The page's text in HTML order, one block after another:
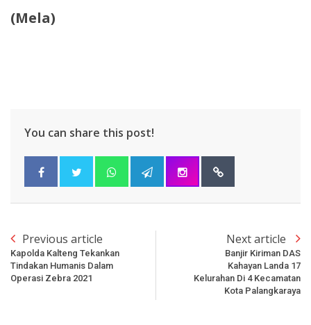
(Mela)
You can share this post!
Previous article
Kapolda Kalteng Tekankan
Tindakan Humanis Dalam
Operasi Zebra 2021
Next article
Banjir Kiriman DAS
Kahayan Landa 17
Kelurahan Di 4 Kecamatan
Kota Palangkaraya